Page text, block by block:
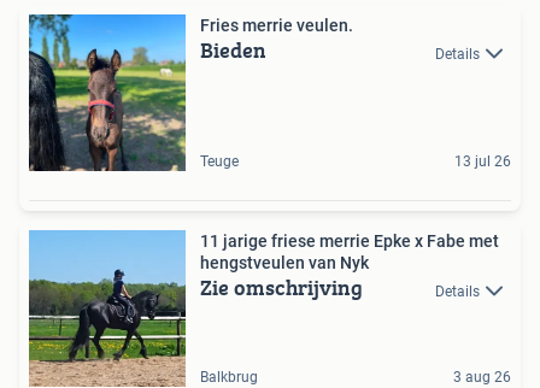
Fries merrie veulen.
Bieden Details
Teuge 13 jul 26
11 jarige friese merrie Epke x Fabe met
hengstveulen van Nyk
Zie omschrijving Details
Balkbrug 3 aug 26